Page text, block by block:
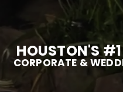
HOUSTON'S
CORPORATE &